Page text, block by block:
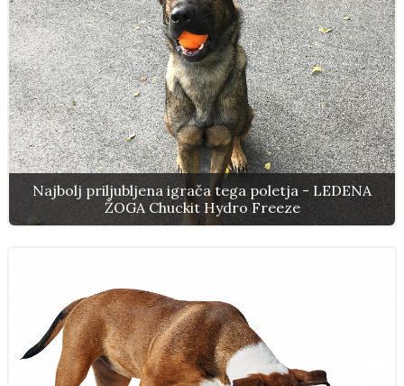
Najbolj priljubljena igrača tega poletja - LEDENA
ŽOGA Chuckit Hydro Freeze